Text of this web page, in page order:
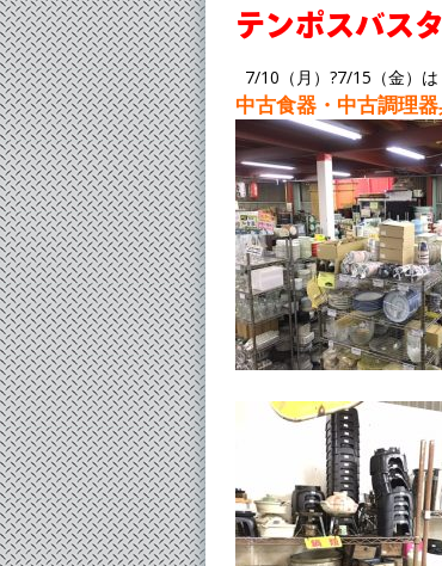
テンポスバス
7/10（月）?7/15（金）は
中古食器・中古調理